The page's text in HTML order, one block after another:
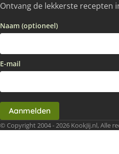
Ontvang de lekkerste recepten
Naam (optioneel)
E-mail
Aanmelden
© Copyright 2004 - 2026 KookJij.nl, Alle